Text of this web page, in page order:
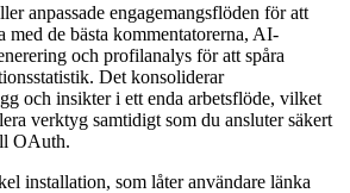
anpassade engagemangsflöden för att
med de bästa kommentatorerna, AI-
och profilanalys för att spåra
Det konsoliderar
och insikter i ett enda arbetsflöde, vilket
verktyg samtidigt som du ansluter säkert
OAuth.
installation, som låter användare länka